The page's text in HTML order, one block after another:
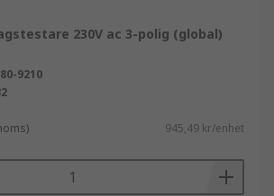
230V ac 3-polig (global)
9210
945,49 kr/enhet